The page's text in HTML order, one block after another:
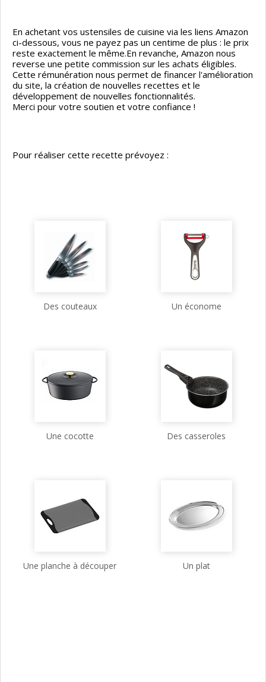
En achetant vos ustensiles de cuisine via les liens Amazon
ci-dessous, vous ne payez pas un centime de plus : le prix
reste exactement le même.En revanche, Amazon nous
reverse une petite commission sur les achats éligibles.
Cette rémunération nous permet de financer l'amélioration
du site, la création de nouvelles recettes et le
développement de nouvelles fonctionnalités.
Merci pour votre soutien et votre confiance !
Pour réaliser cette recette prévoyez :
Des couteaux Un économe
Une cocotte Des casseroles
Une planche à découper Un plat